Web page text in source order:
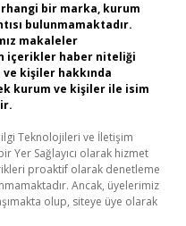
bir marka, kurum
bulunmamaktadır.
makaleler
içerikler haber niteliği
kişiler hakkında
kurum ve kişiler ile isim
Teknolojileri ve İletişim
Yer Sağlayıcı olarak hizmet
proaktif olarak denetleme
Ancak, üyelerimiz
olup, siteye üye olarak